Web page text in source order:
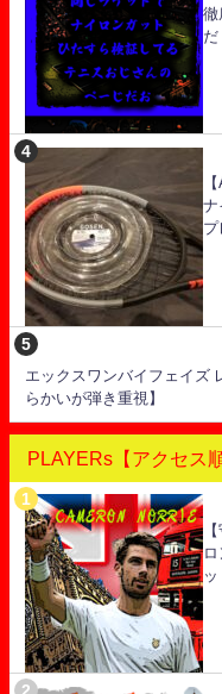
徹
だ
ナ
プ
エックスワンバイフェイズ
らかいが弾き重視】
PLAYERs【アクセス順
【
ロ
ッ